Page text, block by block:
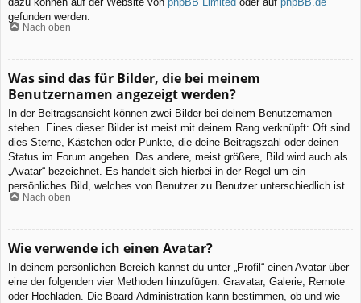
gefunden werden.
Nach oben
Was sind das für Bilder, die bei meinem
Benutzernamen angezeigt werden?
In der Beitragsansicht können zwei Bilder bei deinem Benutzernamen
stehen. Eines dieser Bilder ist meist mit deinem Rang verknüpft: Oft sind
dies Sterne, Kästchen oder Punkte, die deine Beitragszahl oder deinen
Status im Forum angeben. Das andere, meist größere, Bild wird auch als
„Avatar“ bezeichnet. Es handelt sich hierbei in der Regel um ein
persönliches Bild, welches von Benutzer zu Benutzer unterschiedlich ist.
Nach oben
Wie verwende ich einen Avatar?
In deinem persönlichen Bereich kannst du unter „Profil“ einen Avatar über
eine der folgenden vier Methoden hinzufügen: Gravatar, Galerie, Remote
oder Hochladen. Die Board-Administration kann bestimmen, ob und wie